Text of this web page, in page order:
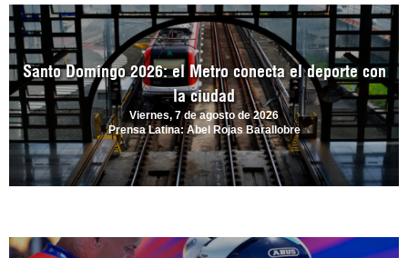
Santo Domingo 2026: el Metro conecta el deporte con
la ciudad
Viernes, 7 de agosto de 2026
Prensa Latina: Abel Rojas Barallobre